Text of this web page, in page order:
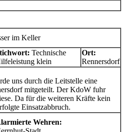
im Keller
Technische
klein
Ort:
Rennersdorf
uns durch die Leitstelle eine
mitgeteilt. Der KdoW fuhr
Da für die weiteren Kräfte kein
Einsatzabbruch.
Wehren: